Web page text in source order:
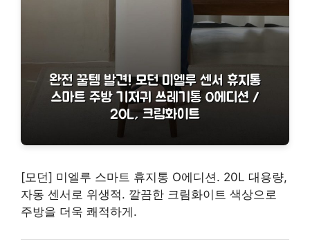
[모던] 미엘루 스마트 휴지통 O에디션. 20L 대용량,
자동 센서로 위생적. 깔끔한 크림화이트 색상으로
주방을 더욱 쾌적하게.